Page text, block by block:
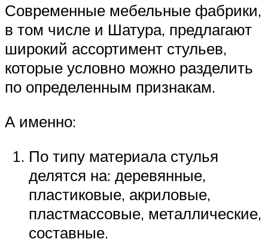
Современные мебельные фабрики,
в том числе и Шатура, предлагают
широкий ассортимент стульев,
которые условно можно разделить
по определенным признакам.
А именно:
По типу материала стулья
делятся на: деревянные,
пластиковые, акриловые,
пластмассовые, металлические,
составные.